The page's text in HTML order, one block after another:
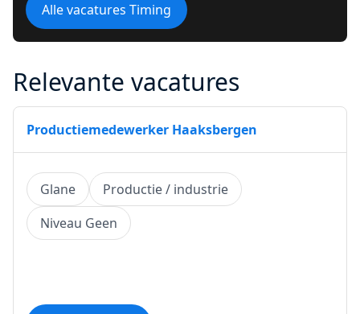
Alle vacatures Timing
Relevante vacatures
Productiemedewerker Haaksbergen
Glane
Productie / industrie
Niveau Geen